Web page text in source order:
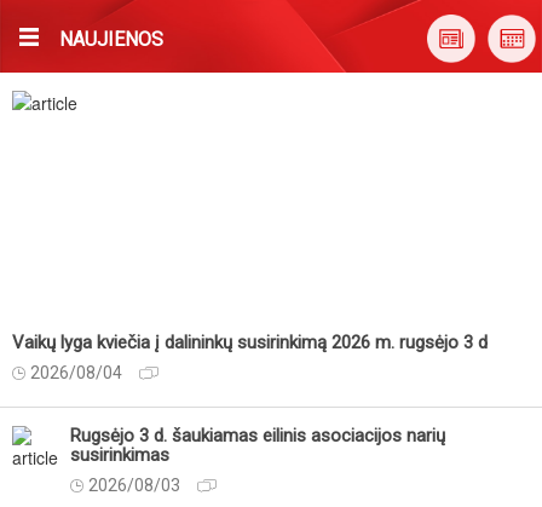
NAUJIENOS
Vaikų lyga kviečia į dalininkų susirinkimą 2026 m. rugsėjo 3 d
2026/08/04
Rugsėjo 3 d. šaukiamas eilinis asociacijos narių
susirinkimas
2026/08/03